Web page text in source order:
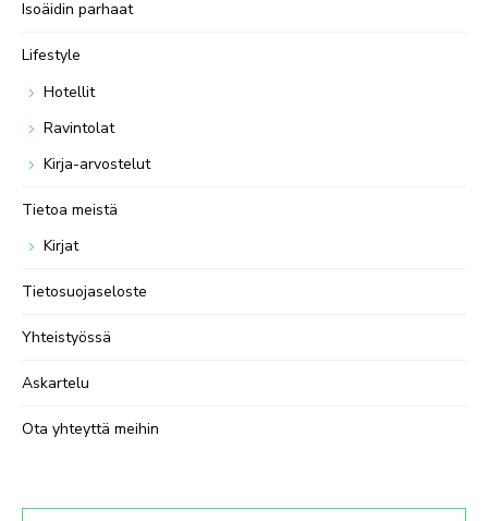
Isoäidin parhaat
Lifestyle
Hotellit
Ravintolat
Kirja-arvostelut
Tietoa meistä
Kirjat
Tietosuojaseloste
Yhteistyössä
Askartelu
Ota yhteyttä meihin